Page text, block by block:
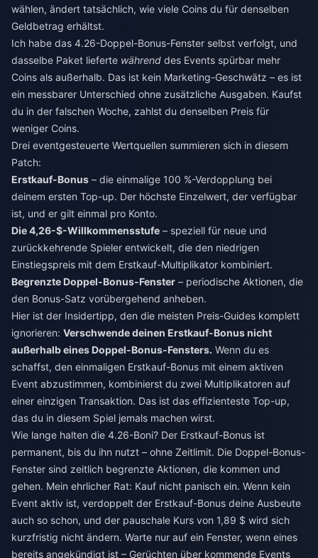
wählen, ändert tatsächlich, wie viele Coins du für denselben
Geldbetrag erhältst.
Ich habe das 4.26-Doppel-Bonus-Fenster selbst verfolgt, und
dasselbe Paket lieferte während des Events spürbar mehr
Coins als außerhalb. Das ist kein Marketing-Geschwätz – es ist
ein messbarer Unterschied ohne zusätzliche Ausgaben. Kaufst
du in der falschen Woche, zahlst du denselben Preis für
weniger Coins.
Drei eventgesteuerte Wertquellen summieren sich in diesem
Patch:
Erstkauf-Bonus – die einmalige 100 %-Verdopplung bei
deinem ersten Top-up. Der höchste Einzelwert, der verfügbar
ist, und er gilt einmal pro Konto.
Die 4,26-$-Willkommensstufe – speziell für neue und
zurückkehrende Spieler entwickelt, die den niedrigen
Einstiegspreis mit dem Erstkauf-Multiplikator kombiniert.
Begrenzte Doppel-Bonus-Fenster – periodische Aktionen, die
den Bonus-Satz vorübergehend anheben.
Hier ist der Insidertipp, den die meisten Preis-Guides komplett
ignorieren: Verschwende deinen Erstkauf-Bonus nicht
außerhalb eines Doppel-Bonus-Fensters. Wenn du es
schaffst, den einmaligen Erstkauf-Bonus mit einem aktiven
Event abzustimmen, kombinierst du zwei Multiplikatoren auf
einer einzigen Transaktion. Das ist das effizienteste Top-up,
das du in diesem Spiel jemals machen wirst.
Wie lange halten die 4.26-Boni? Der Erstkauf-Bonus ist
permanent, bis du ihn nutzt – ohne Zeitlimit. Die Doppel-Bonus-
Fenster sind zeitlich begrenzte Aktionen, die kommen und
gehen. Mein ehrlicher Rat: Kauf nicht panisch ein. Wenn kein
Event aktiv ist, verdoppelt der Erstkauf-Bonus deine Ausbeute
auch so schon, und der pauschale Kurs von 1,89 $ wird sich
kurzfristig nicht ändern. Warte nur auf ein Fenster, wenn eines
bereits angekündigt ist – Gerüchten über kommende Events